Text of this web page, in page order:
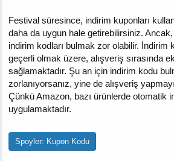
Festival süresince, indirim kuponları
daha da uygun hale getirebilirsiniz. Ancak,
indirim kodları bulmak zor olabilir. İndirim
geçerli olmak üzere, alışveriş sırasında
sağlamaktadır. Şu an için indirim kodu
zorlanıyorsanız, yine de alışveriş
Çünkü Amazon, bazı ürünlerde otomatik
uygulamaktadır.
Spoyler: Kupon Kodu